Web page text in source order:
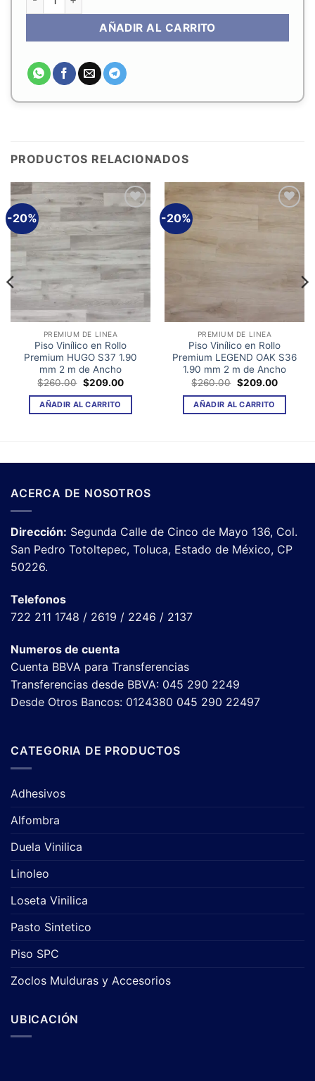
AÑADIR AL CARRITO
PRODUCTOS RELACIONADOS
-20%
a la
lista de
deseos
PREMIUM DE LINEA
Piso Vinílico en Rollo
Premium HUGO S37 1.90
mm 2 m de Ancho
$260.00 El
precio
original
era:
$209.00El
actual
AÑADIR AL CARRITO
-20%
PREMIUM DE LINEA
Piso Vinílico en Rollo
Premium LEGEND OAK S36
1.90 mm 2 m de Ancho
$260.00 El
precio
original
era:
$209.00El
actual
AÑADIR AL CARRITO
ACERCA DE NOSOTROS
Dirección: Segunda Calle de Cinco de Mayo 136, Col.
San Pedro Totoltepec, Toluca, Estado de México, CP
50226.
Telefonos
722 211 1748 / 2619 / 2246 / 2137
Numeros de cuenta
Cuenta BBVA para Transferencias
Transferencias desde BBVA: 045 290 2249
Desde Otros Bancos: 0124380 045 290 22497
CATEGORIA DE PRODUCTOS
Adhesivos
Alfombra
Duela Vinilica
Linoleo
Loseta Vinilica
Pasto Sintetico
Piso SPC
Zoclos Mulduras y Accesorios
UBICACIÓN